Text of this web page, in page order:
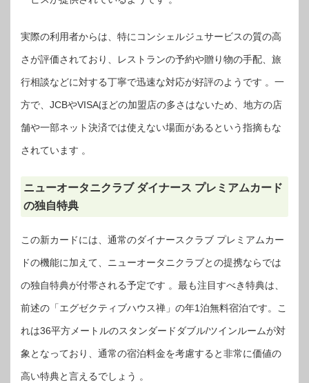
実際の利用者からは、特にコンシェルジュサービスの質の高
さが評価されており、レストランの予約や贈り物の手配、旅
行相談などに対する丁寧で迅速な対応が好評のようです 。一
方で、JCBやVISAほどの加盟店の多さはないため、地方の店
舗や一部ネット決済では使えない場面があるという指摘もな
されています 。
ニューオータニクラブ ダイナース プレミアムカード
の独自特典
この新カードには、通常のダイナースクラブ プレミアムカー
ドの機能に加えて、ニューオータニクラブとの提携ならでは
の独自特典が付帯される予定です 。最も注目すべき特典は、
前述の「エグゼクティブハウス禅」の年1泊無料宿泊です。こ
れは36平方メートルのスタンダードダブル/ツインルームが対
象となっており、通常の宿泊料金を考慮すると非常に価値の
高い特典と言えるでしょう 。